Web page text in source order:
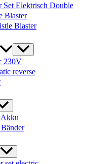
Set Elektrisch Double
Blaster
Blaster
230V
reverse